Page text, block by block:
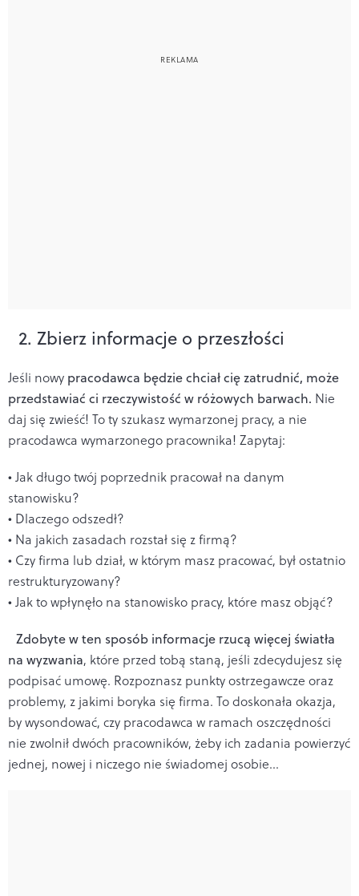
2. Zbierz informacje o przeszłości
Jeśli nowy pracodawca będzie chciał cię zatrudnić, może
przedstawiać ci rzeczywistość w różowych barwach. Nie
daj się zwieść! To ty szukasz wymarzonej pracy, a nie
pracodawca wymarzonego pracownika! Zapytaj:
• Jak długo twój poprzednik pracował na danym
stanowisku?
• Dlaczego odszedł?
• Na jakich zasadach rozstał się z firmą?
• Czy firma lub dział, w którym masz pracować, był ostatnio
restrukturyzowany?
• Jak to wpłynęło na stanowisko pracy, które masz objąć?
Zdobyte w ten sposób informacje rzucą więcej światła
na wyzwania, które przed tobą staną, jeśli zdecydujesz się
podpisać umowę. Rozpoznasz punkty ostrzegawcze oraz
problemy, z jakimi boryka się firma. To doskonała okazja,
by wysondować, czy pracodawca w ramach oszczędności
nie zwolnił dwóch pracowników, żeby ich zadania powierzyć
jednej, nowej i niczego nie świadomej osobie...